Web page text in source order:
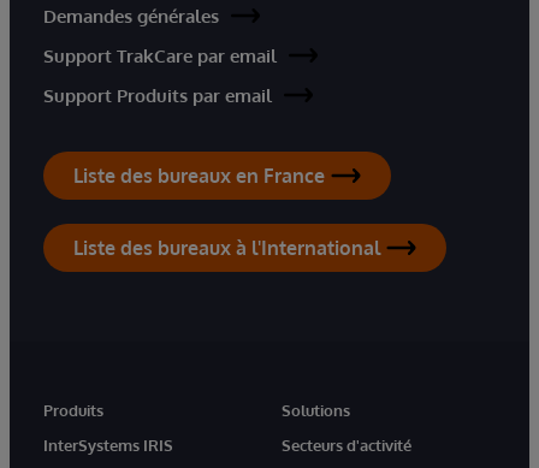
Demandes générales
Support TrakCare par email
Support Produits par email
Liste des bureaux en France
Liste des bureaux à l'International
Produits
InterSystems IRIS
Solutions
Secteurs d'activité